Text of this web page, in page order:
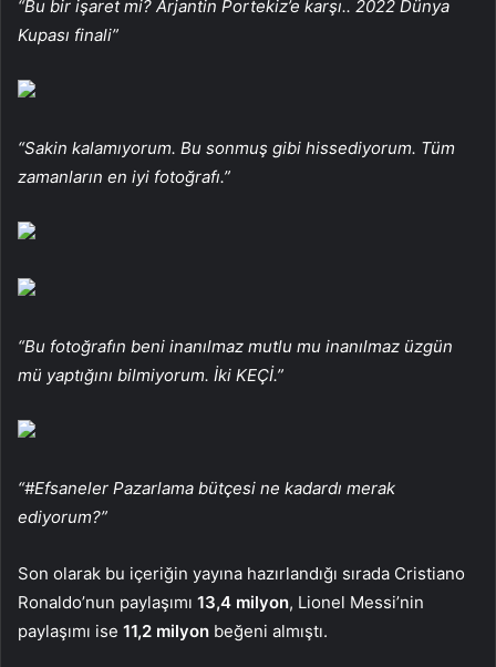
“Bu bir işaret mi? Arjantin Portekiz’e karşı.. 2022 Dünya
Kupası finali”
“Sakin kalamıyorum. Bu sonmuş gibi hissediyorum. Tüm
zamanların en iyi fotoğrafı.”
“Bu fotoğrafın beni inanılmaz mutlu mu inanılmaz üzgün
mü yaptığını bilmiyorum. İki KEÇİ.”
“#Efsaneler Pazarlama bütçesi ne kadardı merak
ediyorum?”
Son olarak bu içeriğin yayına hazırlandığı sırada Cristiano
Ronaldo’nun paylaşımı 13,4 milyon, Lionel Messi’nin
paylaşımı ise 11,2 milyon beğeni almıştı.